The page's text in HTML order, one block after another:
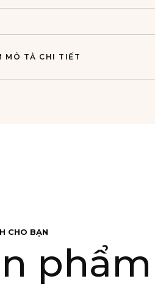
MÔ TẢ CHI TIẾT
CHO BẠN